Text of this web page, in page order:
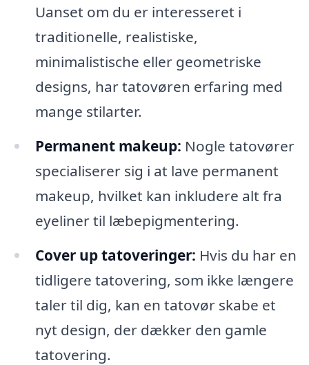
Uanset om du er interesseret i
traditionelle, realistiske,
minimalistische eller geometriske
designs, har tatovøren erfaring med
mange stilarter.
Permanent makeup: Nogle tatovører
specialiserer sig i at lave permanent
makeup, hvilket kan inkludere alt fra
eyeliner til læbepigmentering.
Cover up tatoveringer: Hvis du har en
tidligere tatovering, som ikke længere
taler til dig, kan en tatovør skabe et
nyt design, der dækker den gamle
tatovering.